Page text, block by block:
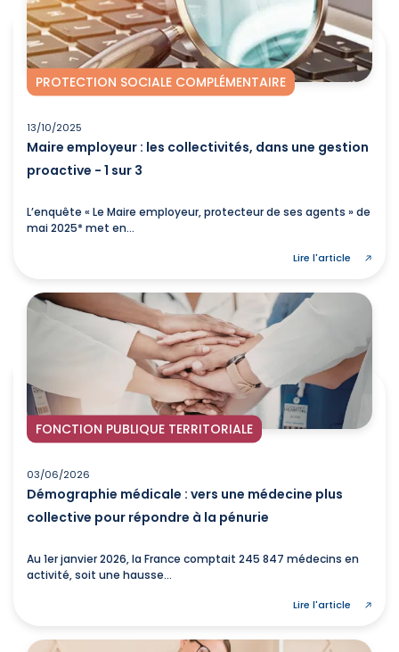
PROTECTION SOCIALE COMPLÉMENTAIRE
13/10/2025
Maire employeur : les collectivités, dans une gestion
proactive - 1 sur 3
L’enquête « Le Maire employeur, protecteur de ses agents » de
mai 2025* met en...
Lire l'article
FONCTION PUBLIQUE TERRITORIALE
03/06/2026
Démographie médicale : vers une médecine plus
collective pour répondre à la pénurie
Au 1er janvier 2026, la France comptait 245 847 médecins en
activité, soit une hausse...
Lire l'article